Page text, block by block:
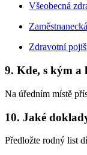
Všeobecná
Zdravotní
9. Kde, s kým a
Na úředním místě
10. Jaké
Předložte rodný list